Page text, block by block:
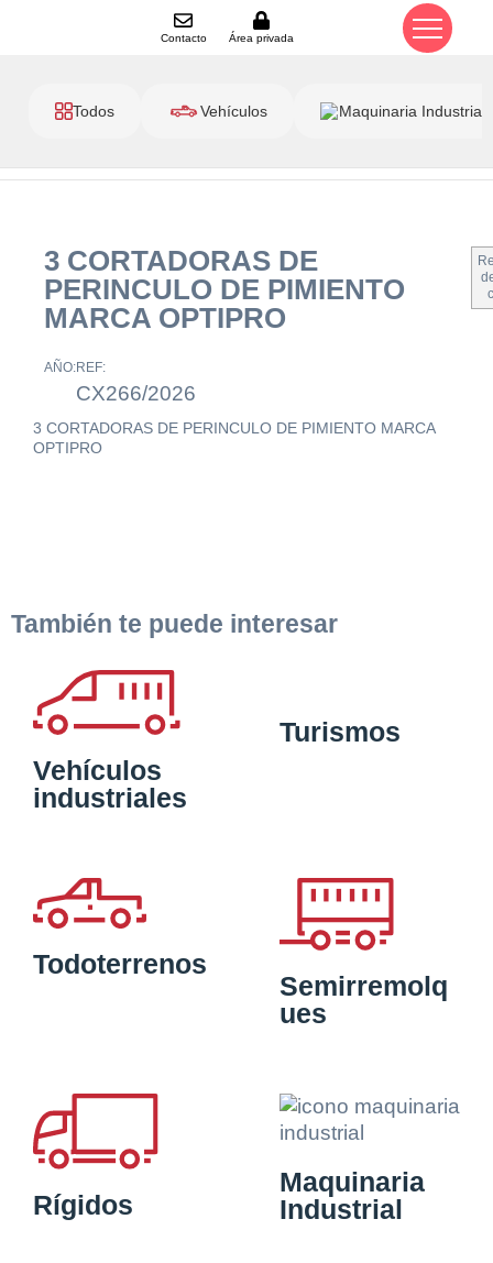
Contacto Área privada
Todos Vehículos Maquinaria Industrial
3 CORTADORAS DE
PERINCULO DE PIMIENTO
MARCA OPTIPRO
AÑO:REF:
CX266/2026
3 CORTADORAS DE PERINCULO DE PIMIENTO MARCA
OPTIPRO
También te puede interesar
Vehículos
industriales
Turismos
Todoterrenos
Semirremolq
ues
Rígidos
Maquinaria
Industrial